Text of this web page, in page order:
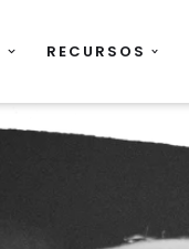
RECURSOS